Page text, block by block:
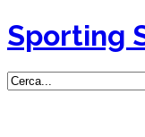
Sporting